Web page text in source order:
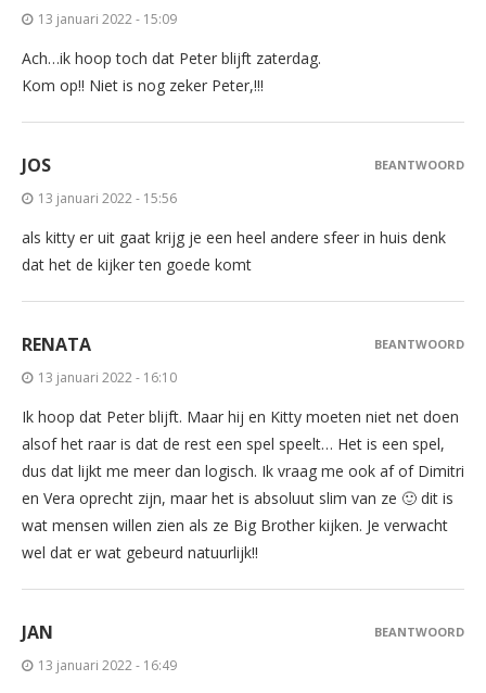
13 januari 2022 - 15:09
Ach…ik hoop toch dat Peter blijft zaterdag.
Kom op!! Niet is nog zeker Peter,!!!
JOS
13 januari 2022 - 15:56
als kitty er uit gaat krijg je een heel andere sfeer in huis denk
dat het de kijker ten goede komt
BEANTWOORD
RENATA
13 januari 2022 - 16:10
Ik hoop dat Peter blijft. Maar hij en Kitty moeten niet net doen
alsof het raar is dat de rest een spel speelt… Het is een spel,
dus dat lijkt me meer dan logisch. Ik vraag me ook af of Dimitri
en Vera oprecht zijn, maar het is absoluut slim van ze 🙂 dit is
wat mensen willen zien als ze Big Brother kijken. Je verwacht
wel dat er wat gebeurd natuurlijk!!
BEANTWOORD
JAN
13 januari 2022 - 16:49
BEANTWOORD